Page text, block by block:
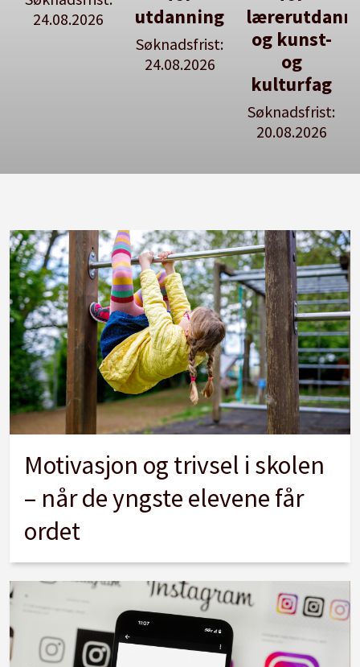
utdanning
lærerutdanning
og kunst-
og
stilling
Se våre
stillingspakker
Motivasjon og trivsel i skolen
– når de yngste elevene får
ordet